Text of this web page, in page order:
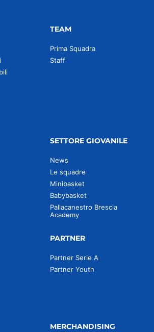
TEAM
Prima Squadra
Staff
SETTORE GIOVANILE
News
Le squadre
Minibasket
Babybasket
Pallacanestro Brescia
Academy
PARTNER
Partner Serie A
Partner Youth
MERCHANDISING